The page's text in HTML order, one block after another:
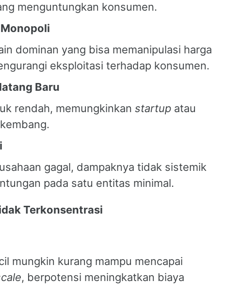
menguntungkan konsumen.
dominan yang bisa memanipulasi harga
eksploitasi terhadap konsumen.
Baru
rendah, memungkinkan startup atau
gagal, dampaknya tidak sistemik
pada satu entitas minimal.
Terkonsentrasi
mungkin kurang mampu mencapai
, berpotensi meningkatkan biaya